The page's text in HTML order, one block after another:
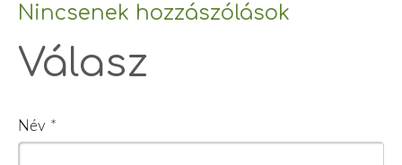
Nincsenek hozzászólások
Válasz
Név *